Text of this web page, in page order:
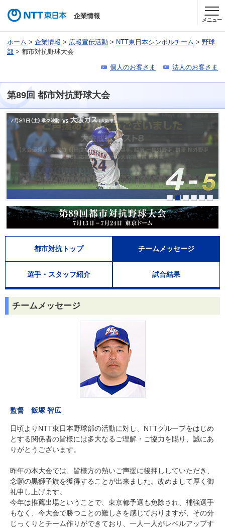
企業情報
メニュー
ホーム > 企業情報 > 広報宣伝活動 > NTT東日本シンボルチーム > 野球
部 > 都市対抗野球大会
個人のお客さま 法人のお客さま
第89回 都市対抗野球大会
都市対抗トップ チームメッセージ
選手・スタッフ紹介 試合結果
チームメッセージ
監督 飯塚 智広
日頃よりNTT東日本野球部の活動に対し、NTTグループをはじめ
とする関係者の皆様には多大なるご理解・ご協力を賜り、誠にあ
りがとうございます。
昨年の本大会では、皆様方の熱いご声援に後押ししていただき、
念願の黒獅子旗を獲得することが出来ました。改めまして厚く御
礼申し上げます。
今年は推薦出場ということで、東京都予選も免除され、補強選手
もなく、今大会で勝つことの難しさを感じておりますが、その分
じっくりとチーム作りができており、一人一人がレベルアップす